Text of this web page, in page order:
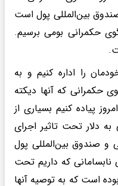
بین‌المللی پول است
حکمرانی بومی برسیم.
را اداره کنیم و به
حکمرانی که آنها دیکته
پیاده کنیم بسیاری از
دلار تحت تاثیر اجرای
و صندوق بین‌المللی پول
که داریم تحت
است که به توصیه آنها